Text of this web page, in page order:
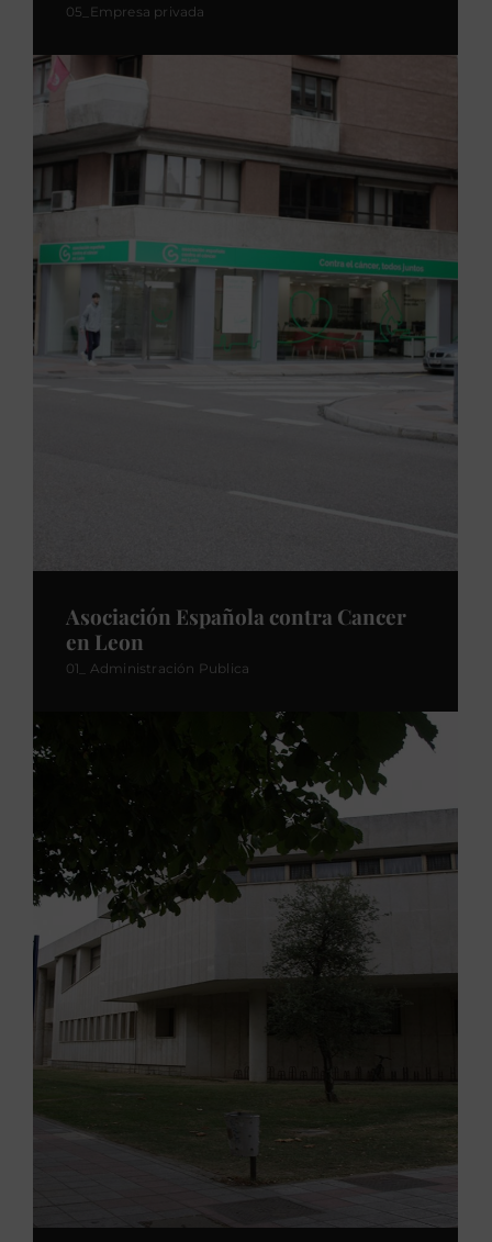
05_Empresa privada
Asociación Española contra Cancer
en Leon
01_ Administración Publica